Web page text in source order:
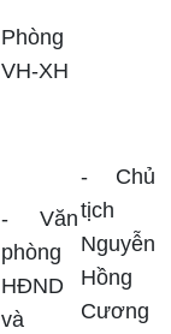
Phòng
VH-XH
-
Văn
phòng
HĐND
và
- Chủ
tịch
Nguyễn
Hồng
Cương